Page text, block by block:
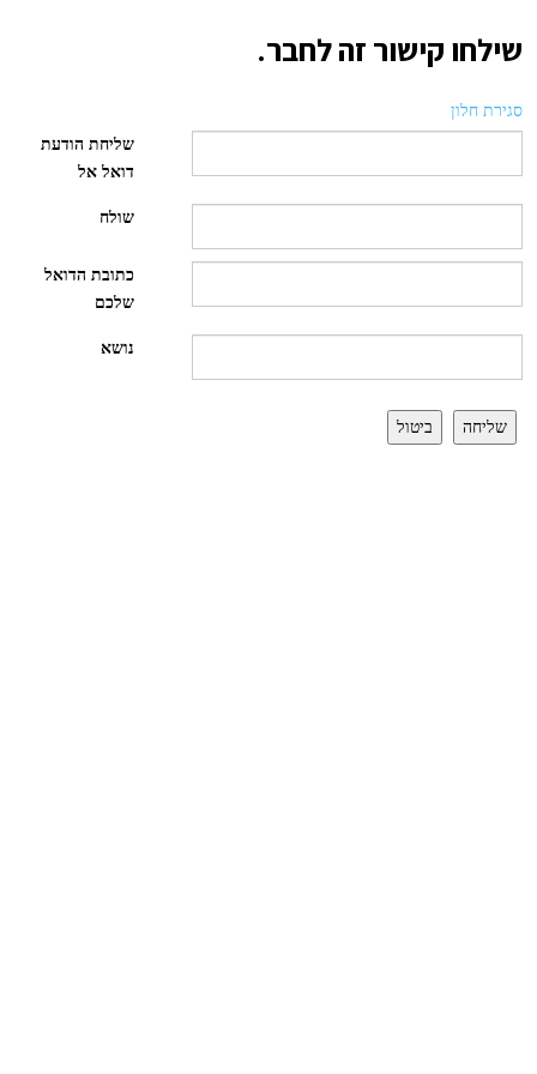
שילחו קישור זה לחבר.
סגירת חלון
שליחת הודעת
דואל אל
שולח
כתובת הדואל
שלכם
נושא
שליחה ביטול